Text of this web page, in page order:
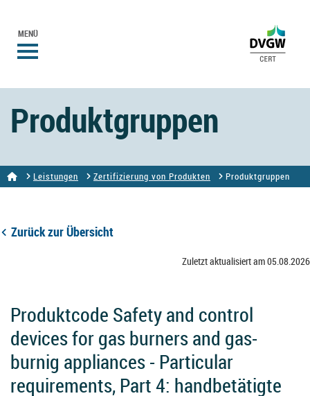
MENÜ
Produktgruppen
Leistungen Zertifizierung von Produkten Produktgruppen
Zurück zur Übersicht
Zuletzt aktualisiert am 05.08.2026
Produktcode Safety and control
devices for gas burners and gas-
burnig appliances - Particular
requirements, Part 4: handbetätigte